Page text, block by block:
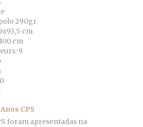
290gr
cm
cm
9
CPS
foram apresentadas na